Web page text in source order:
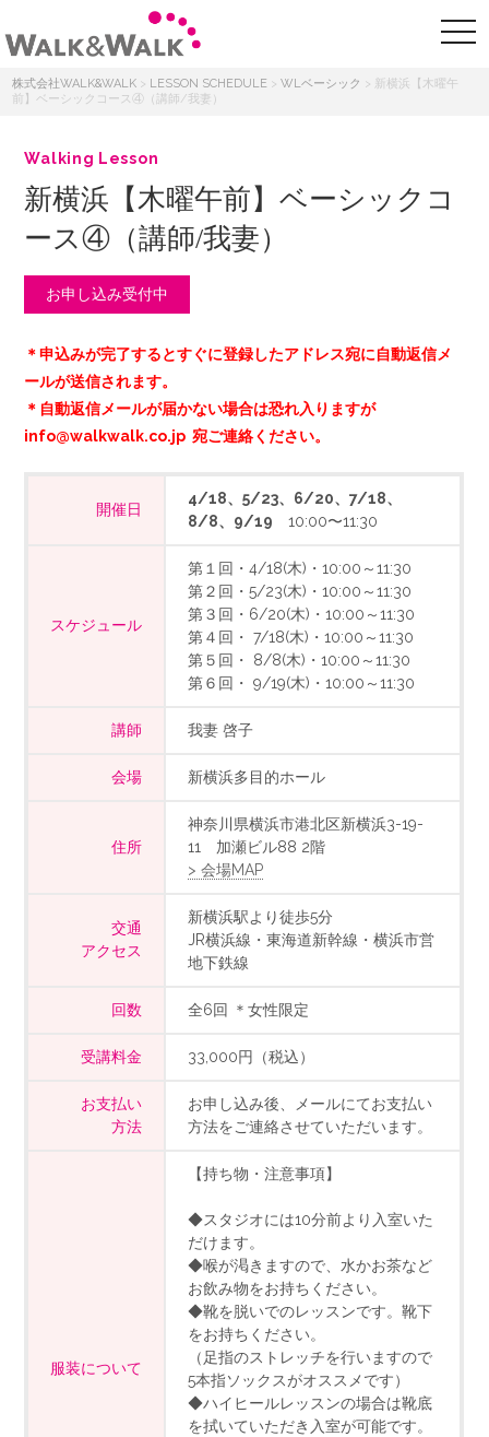
株式会社WALK&WALK > LESSON SCHEDULE >WLベーシック > 新横浜【木曜午
前】ベーシックコース④（講師/我妻）
Walking Lesson
新横浜【木曜午前】ベーシックコ
ース④（講師/我妻）
お申し込み受付中
＊申込みが完了するとすぐに登録したアドレス宛に自動返信メ
ールが送信されます。
＊自動返信メールが届かない場合は恐れ入りますが
info@walkwalk.co.jp 宛ご連絡ください。
開催日
4/18、5/23、6/20、7/18、
8/8、9/19 10:00〜11:30
スケジュール
第１回・4/18(木)・10:00～11:30
第２回・5/23(木)・10:00～11:30
第３回・6/20(木)・10:00～11:30
第４回・ 7/18(木)・10:00～11:30
第５回・ 8/8(木)・10:00～11:30
第６回・ 9/19(木)・10:00～11:30
講師 我妻 啓子
会場 新横浜多目的ホール
住所
神奈川県横浜市港北区新横浜3-19-
11 加瀬ビル88 2階
> 会場MAP
交通
アクセス
新横浜駅より徒歩5分
JR横浜線・東海道新幹線・横浜市営
地下鉄線
回数 全6回 ＊女性限定
受講料金 33,000円（税込）
お支払い
方法
お申し込み後、メールにてお支払い
方法をご連絡させていただいます。
服装について
【持ち物・注意事項】
◆スタジオには10分前より入室いた
だけます。
◆喉が渇きますので、水かお茶など
お飲み物をお持ちください。
◆靴を脱いでのレッスンです。靴下
をお持ちください。
（足指のストレッチを行いますので
5本指ソックスがオススメです）
◆ハイヒールレッスンの場合は靴底
を拭いていただき入室が可能です。